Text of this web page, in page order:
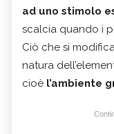
ad uno stimolo
scalcia quando i
Ciò che si
natura
cioè l’ambiente